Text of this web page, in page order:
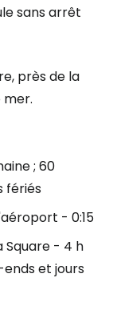
sans arrêt
près de la
mer.
; 60
fériés
- 0:15
Square - 4 h
ends et jours